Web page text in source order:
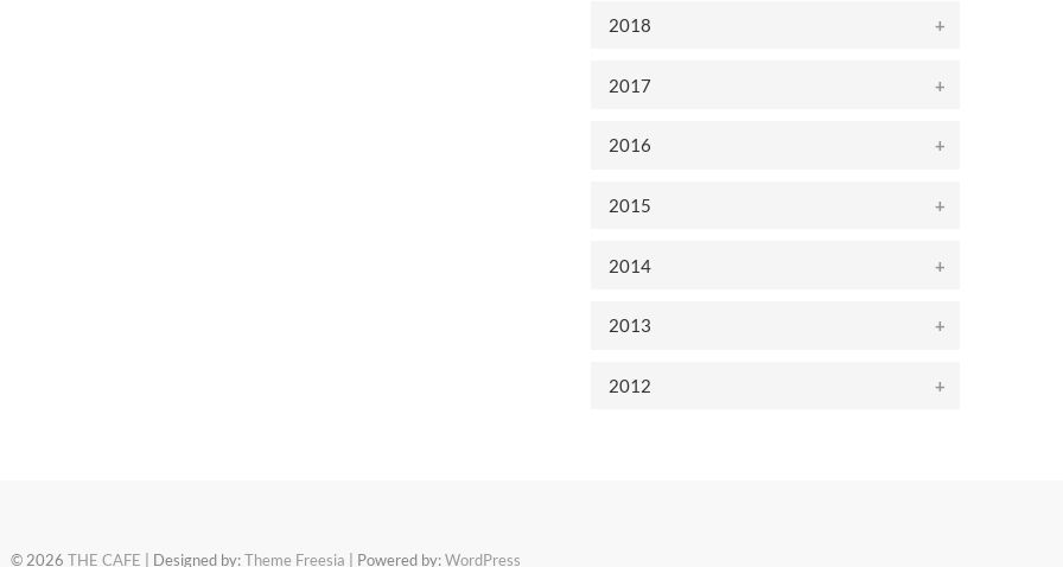
2018
2017
2016
2015
2014
2013
2012
© 2026 THE CAFE | Designed by:Theme Freesia | Powered by:WordPress